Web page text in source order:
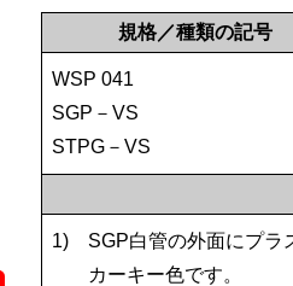
規格／種類の記号
WSP 041
SGP－VS
STPG－VS
1)
SGP白管の外面にプラ
カーキー色です。